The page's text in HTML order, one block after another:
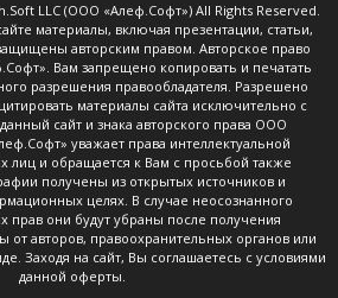
LLC (ООО «Алеф.Софт») All Rights Reserved.
материалы, включая презентации, статьи,
авторским правом. Авторское право
Вам запрещено копировать и печатать
разрешения правообладателя. Разрешено
материалы сайта исключительно с
сайт и знака авторского права ООО
уважает права интеллектуальной
лиц и обращается к Вам с просьбой также
получены из открытых источников и
целях. В случае неосознанного
прав они будут убраны после получения
от авторов, правоохранительных органов или
Заходя на сайт, Вы соглашаетесь с условиями
данной оферты.